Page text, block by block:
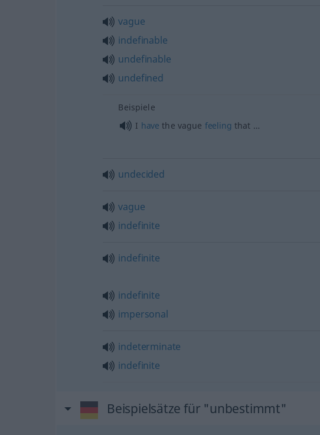
vague
indefinable
undefinable
undefined
Beispiele
I have the vague feeling that …
undecided
vague
indefinite
indefinite
indefinite
impersonal
indeterminate
indefinite
Beispielsätze für "unbestimmt"